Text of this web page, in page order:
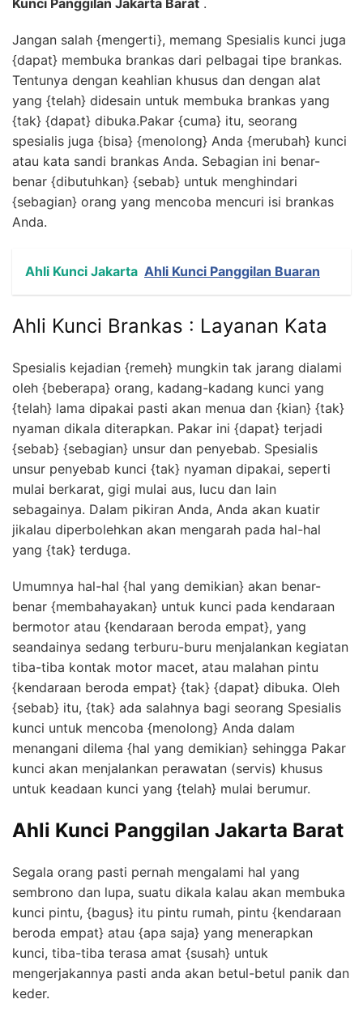
Jangan salah {mengerti}, memang Spesialis kunci juga
{dapat} membuka brankas dari pelbagai tipe brankas.
Tentunya dengan keahlian khusus dan dengan alat
yang {telah} didesain untuk membuka brankas yang
{tak} {dapat} dibuka.Pakar {cuma} itu, seorang
spesialis juga {bisa} {menolong} Anda {merubah} kunci
atau kata sandi brankas Anda. Sebagian ini benar-
benar {dibutuhkan} {sebab} untuk menghindari
{sebagian} orang yang mencoba mencuri isi brankas
Anda.
Ahli Kunci Jakarta Ahli Kunci Panggilan Buaran
Ahli Kunci Brankas : Layanan Kata
Spesialis kejadian {remeh} mungkin tak jarang dialami
oleh {beberapa} orang, kadang-kadang kunci yang
{telah} lama dipakai pasti akan menua dan {kian} {tak}
nyaman dikala diterapkan. Pakar ini {dapat} terjadi
{sebab} {sebagian} unsur dan penyebab. Spesialis
unsur penyebab kunci {tak} nyaman dipakai, seperti
mulai berkarat, gigi mulai aus, lucu dan lain
sebagainya. Dalam pikiran Anda, Anda akan kuatir
jikalau diperbolehkan akan mengarah pada hal-hal
yang {tak} terduga.
Umumnya hal-hal {hal yang demikian} akan benar-
benar {membahayakan} untuk kunci pada kendaraan
bermotor atau {kendaraan beroda empat}, yang
seandainya sedang terburu-buru menjalankan kegiatan
tiba-tiba kontak motor macet, atau malahan pintu
{kendaraan beroda empat} {tak} {dapat} dibuka. Oleh
{sebab} itu, {tak} ada salahnya bagi seorang Spesialis
kunci untuk mencoba {menolong} Anda dalam
menangani dilema {hal yang demikian} sehingga Pakar
kunci akan menjalankan perawatan (servis) khusus
untuk keadaan kunci yang {telah} mulai berumur.
Ahli Kunci Panggilan Jakarta Barat
Segala orang pasti pernah mengalami hal yang
sembrono dan lupa, suatu dikala kalau akan membuka
kunci pintu, {bagus} itu pintu rumah, pintu {kendaraan
beroda empat} atau {apa saja} yang menerapkan
kunci, tiba-tiba terasa amat {susah} untuk
mengerjakannya pasti anda akan betul-betul panik dan
keder.